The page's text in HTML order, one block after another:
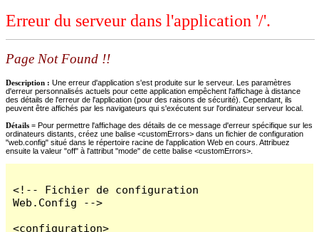
Erreur du serveur dans l'application '/'.
Page Not Found !!
Description : Une erreur d'application s'est produite sur le serveur. Les paramètres
d'erreur personnalisés actuels pour cette application empêchent l'affichage à distance
des détails de l'erreur de l'application (pour des raisons de sécurité). Cependant, ils
peuvent être affichés par les navigateurs qui s'exécutent sur l'ordinateur serveur local.
Détails = Pour permettre l'affichage des détails de ce message d'erreur spécifique sur les
ordinateurs distants, créez une balise <customErrors> dans un fichier de configuration
"web.config" situé dans le répertoire racine de l'application Web en cours. Attribuez
ensuite la valeur "off" à l'attribut "mode" de cette balise <customErrors>.
<!-- Fichier de configuration
Web.Config -->
<configuration>